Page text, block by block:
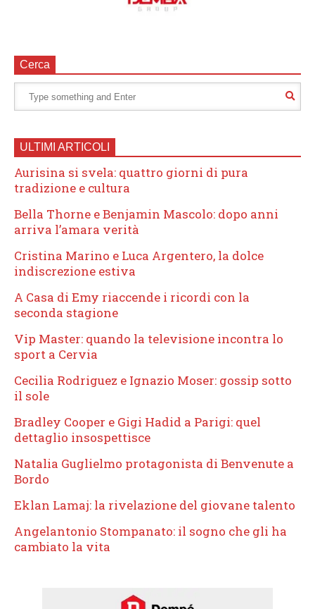
Cerca
ULTIMI ARTICOLI
Aurisina si svela: quattro giorni di pura
tradizione e cultura
Bella Thorne e Benjamin Mascolo: dopo anni
arriva l’amara verità
Cristina Marino e Luca Argentero, la dolce
indiscrezione estiva
A Casa di Emy riaccende i ricordi con la
seconda stagione
Vip Master: quando la televisione incontra lo
sport a Cervia
Cecilia Rodriguez e Ignazio Moser: gossip sotto
il sole
Bradley Cooper e Gigi Hadid a Parigi: quel
dettaglio insospettisce
Natalia Guglielmo protagonista di Benvenute a
Bordo
Eklan Lamaj: la rivelazione del giovane talento
Angelantonio Stompanato: il sogno che gli ha
cambiato la vita